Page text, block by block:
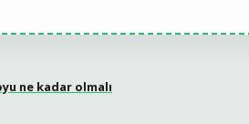
ne kadar olmalı